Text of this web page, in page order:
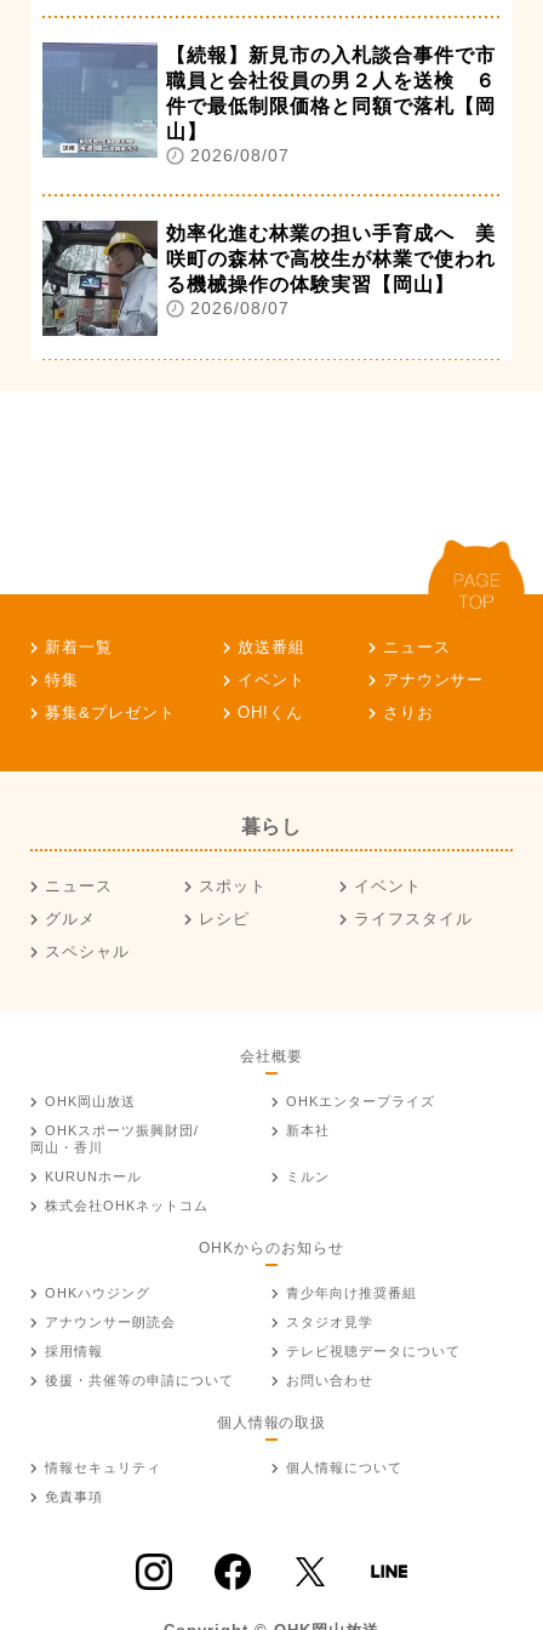
【続報】新見市の入札談合事件で市
職員と会社役員の男２人を送検 ６
件で最低制限価格と同額で落札【岡
山】
2026/08/07
効率化進む林業の担い手育成へ 美
咲町の森林で高校生が林業で使われ
る機械操作の体験実習【岡山】
2026/08/07
新着一覧 放送番組
ニュース
特集
イベント
アナウンサー
募集&プレゼント
OH!くん さりお
暮らし
ニュース スポット
イベント
グルメ
レシピ
ライフスタイル
スペシャル
会社概要
OHK岡山放送
OHKエンタープライズ
OHKスポーツ振興財団/
岡山・香川
新本社
KURUNホール
ミルン
株式会社OHKネットコム
OHKからのお知らせ
OHKハウジング
青少年向け推奨番組
アナウンサー朗読会
スタジオ見学
採用情報
テレビ視聴データについて
後援・共催等の申請について
お問い合わせ
個人情報の取扱
情報セキュリティ
個人情報について
免責事項